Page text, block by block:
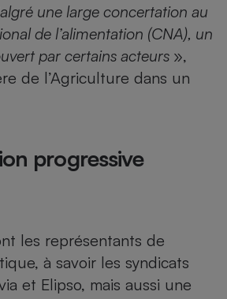
une large concertation au
de l’alimentation (CNA), un
par certains acteurs »,
de l’Agriculture dans un
progressive
les représentants de
à savoir les syndicats
et Elipso, mais aussi une
Cafetière à expressos
Climatiseur -
Ventilateur